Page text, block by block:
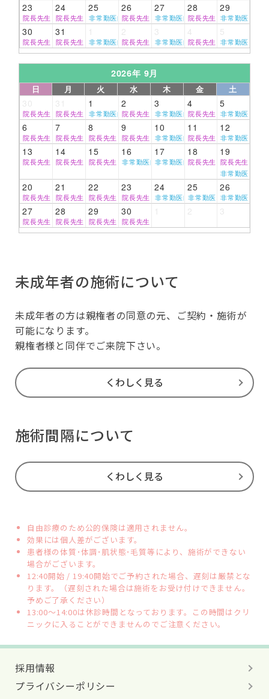
23 24 25 26 27 28 29
院長先生 院長先生 非常勤医師院長先生 非常勤医師院長先生 非常勤医師
30 31
院長先生 院長先生 非常勤医師院長先生 非常勤医師院長先生 非常勤医師
2026年 9月
日 月 火 水 木 金 土
1 2 3 4 5
院長先生 院長先生 非常勤医師院長先生 非常勤医師院長先生 非常勤医師
6 7 8 9 10 11 12
院長先生 院長先生 院長先生 院長先生 非常勤医師院長先生 非常勤医師
13 14 15 16 17 18 19
院長先生 院長先生 院長先生 非常勤医師非常勤医師院長先生 院長先生
非常勤医師
20 21 22 23 24 25 26
院長先生 院長先生 院長先生 院長先生 非常勤医師非常勤医師非常勤医師
27 28 29 30
院長先生 院長先生 院長先生 院長先生
未成年者の施術について
未成年者の方は親権者の同意の元、ご契約・施術が
可能になります。
親権者様と同伴でご来院下さい。
くわしく見る
施術間隔について
くわしく見る
自由診療のため公的保険は適用されません。
効果には個人差がございます。
患者様の体質･体調･肌状態･毛質等により、施術ができない
場合がございます。
12:40開始 / 19:40開始でご予約された場合、遅刻は厳禁とな
ります。（遅刻された場合は施術をお受け付けできません。
予めご了承ください）
13:00～14:00は休診時間となっております。この時間はクリ
ニックに入ることができませんのでご注意ください。
採用情報
プライバシーポリシー